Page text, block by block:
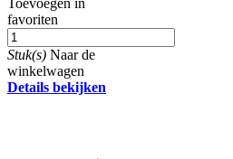
favoriten
Stuk(s) Naar de
winkelwagen
Details bekijken